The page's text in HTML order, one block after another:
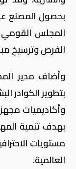
بحصول المصنع
المجلس القومي
الفرص وترسيخ
وأضاف مدير
بتطوير الكوادر
وأكاديميات
بهدف تنمية
مستويات
العالمية.